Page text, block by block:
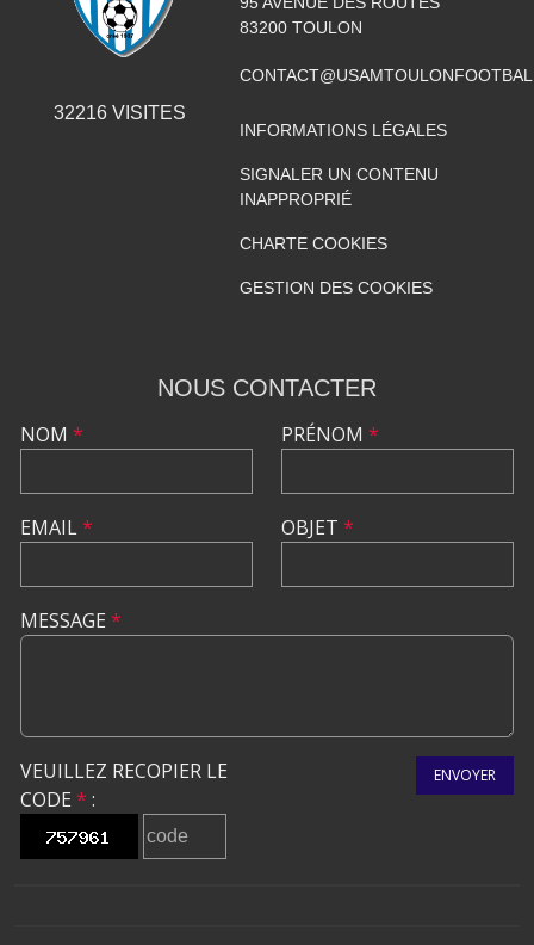
32216VISITES
83200 TOULON
INFORMATIONS LÉGALES
SIGNALER UN CONTENU
INAPPROPRIÉ
CHARTE COOKIES
GESTION DES COOKIES
NOUS CONTACTER
NOM *
EMAIL*
PRÉNOM *
OBJET *
MESSAGE *
VEUILLEZ RECOPIER LE
CODE * :
ENVOYER